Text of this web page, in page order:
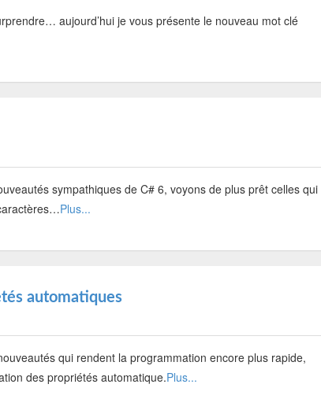
aujourd’hui je vous présente le nouveau mot clé
sympathiques de C# 6, voyons de plus prêt celles qui
Plus...
automatiques
qui rendent la programmation encore plus rapide,
des propriétés automatique.Plus...